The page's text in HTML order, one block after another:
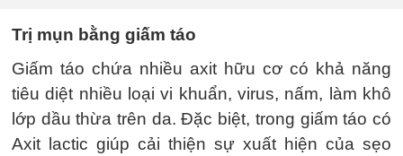
Trị mụn bằng giấm táo
Giấm táo chứa nhiều axit hữu cơ có khả năng
tiêu diệt nhiều loại vi khuẩn, virus, nấm, làm khô
lớp dầu thừa trên da. Đặc biệt, trong giấm táo có
Axit lactic giúp cải thiện sự xuất hiện của sẹo